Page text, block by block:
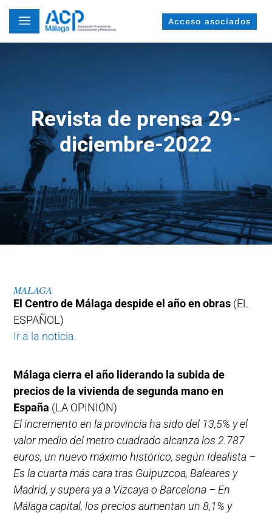
a Acceso asociados
Revista de prensa 29-
diciembre-2022
MALAGA
El Centro de Málaga despide el año en obras (EL
ESPAÑOL)
Ir a la noticia.
Málaga cierra el año liderando la subida de
precios de la vivienda de segunda mano en
España (LA OPINIÓN)
El incremento en la provincia ha sido del 13,5% y el
valor medio del metro cuadrado alcanza los 2.787
euros, un nuevo máximo histórico, según Idealista –
Es la cuarta más cara tras Guipuzcoa, Baleares y
Madrid, y supera ya a Vizcaya o Barcelona – En
Málaga capital, los precios aumentan un 8,1% y